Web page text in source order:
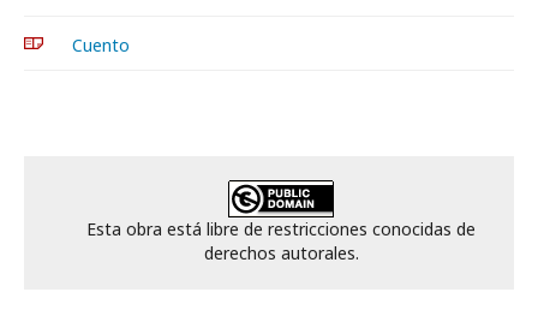
Cuento
Esta obra está libre de restricciones conocidas de
derechos autorales.